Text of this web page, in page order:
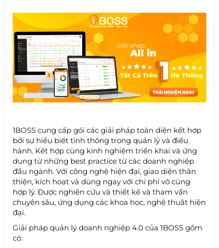
1BOSS cung cấp gói các giải pháp toàn diện kết hợp
bởi sự hiểu biết tinh thông trong quản lý và điều
hành. Kết hợp cùng kinh nghiệm triển khai và ứng
dụng từ những best practice từ các doanh nghiệp
đầu ngành. Với công nghệ hiện đại, giao diện thân
thiện, kích hoạt và dùng ngay với chi phí vô cùng
hợp lý. Được nghiên cứu và thiết kế và tham vấn
chuyên sâu, ứng dụng các khoa học, nghệ thuật hiện
đại.
Giải pháp quản lý doanh nghiệp 4.0 của 1BOSS gồm
có: